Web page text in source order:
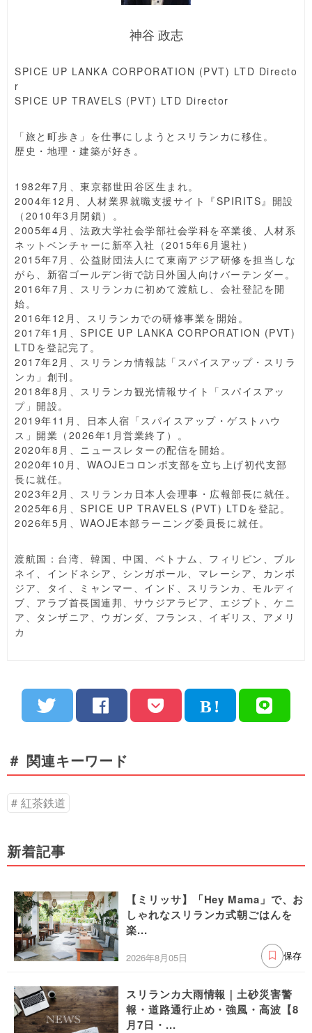
神谷 政志
SPICE UP LANKA CORPORATION (PVT) LTD Directo
r
SPICE UP TRAVELS (PVT) LTD Director
「旅と町歩き」を仕事にしようとスリランカに移住。
歴史・地理・建築が好き。
1982年7月、東京都世田谷区生まれ。
2004年12月、人材業界就職支援サイト『SPIRITS』開設
（2010年3月閉鎖）。
2005年4月、法政大学社会学部社会学科を卒業後、人材系
ネットベンチャーに新卒入社（2015年6月退社）
2015年7月、公益財団法人にて東南アジア研修を担当しな
がら、新宿ゴールデン街で訪日外国人向けバーテンダー。
2016年7月、スリランカに初めて渡航し、会社登記を開
始。
2016年12月、スリランカでの研修事業を開始。
2017年1月、SPICE UP LANKA CORPORATION (PVT)
LTDを登記完了。
2017年2月、スリランカ情報誌「スパイスアップ・スリラ
ンカ」創刊。
2018年8月、スリランカ観光情報サイト「スパイスアッ
プ」開設。
2019年11月、日本人宿「スパイスアップ・ゲストハウ
ス」開業（2026年1月営業終了）。
2020年8月、ニュースレターの配信を開始。
2020年10月、WAOJEコロンボ支部を立ち上げ初代支部
長に就任。
2023年2月、スリランカ日本人会理事・広報部長に就任。
2025年6月、SPICE UP TRAVELS (PVT) LTDを登記。
2026年5月、WAOJE本部ラーニング委員長に就任。
渡航国：台湾、韓国、中国、ベトナム、フィリピン、ブル
ネイ、インドネシア、シンガポール、マレーシア、カンボ
ジア、タイ、ミャンマー、インド、スリランカ、モルディ
ブ、アラブ首長国連邦、サウジアラビア、エジプト、ケニ
ア、タンザニア、ウガンダ、フランス、イギリス、アメリ
カ
＃ 関連キーワード
紅茶鉄道
新着記事
【ミリッサ】「Hey Mama」で、お
しゃれなスリランカ式朝ごはんを
楽...
2026年8月05日 保存
スリランカ大雨情報｜土砂災害警
報・道路通行止め・強風・高波【8
月7日・...